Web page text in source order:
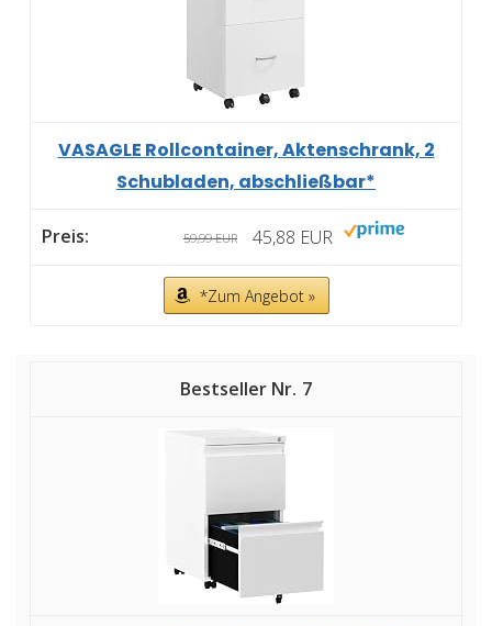
VASAGLE Rollcontainer, Aktenschrank, 2
Schubladen, abschließbar*
59,99 EUR 45,88 EUR
*Zum Angebot »
7